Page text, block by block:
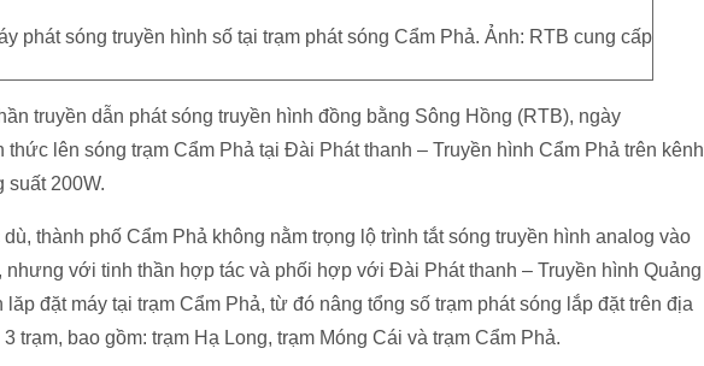
phát sóng truyền hình số tại trạm phát sóng Cẩm Phả. Ảnh: RTB cung cấp
truyền dẫn phát sóng truyền hình đồng bằng Sông Hồng (RTB), ngày
thức lên sóng trạm Cẩm Phả tại Đài Phát thanh – Truyền hình Cẩm Phả trên kênh
suất 200W.
thành phố Cẩm Phả không nằm trọng lộ trình tắt sóng truyền hình analog vào
nhưng với tinh thần hợp tác và phối hợp với Đài Phát thanh – Truyền hình Quảng
đặt máy tại trạm Cẩm Phả, từ đó nâng tổng số trạm phát sóng lắp đặt trên địa
trạm, bao gồm: trạm Hạ Long, trạm Móng Cái và trạm Cẩm Phả.